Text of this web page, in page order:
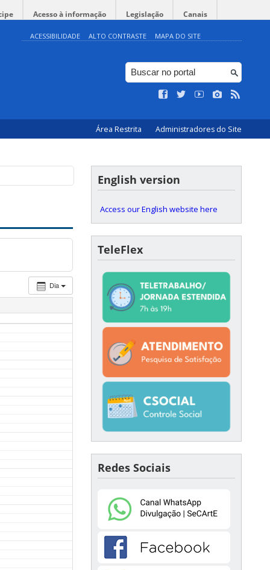
Acesso à informação Legislação Canais
ACESSIBILIDADE ALTO CONTRASTE MAPA DO SITE
Área Restrita Administradores do Site
Dia
English version
Access our English website here
TeleFlex
Redes Sociais